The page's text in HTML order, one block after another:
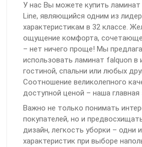
У нас Вы можете купить ламинат
Line, являющийся одним из
характеристикам в 32 классе.
ощущение комфорта,
– нет ничего проще! Мы
использовать ламинат falquon в
гостиной, спальни или любых
Соотношение великолепного
доступной ценой – наша главная
Важно не только понимать
покупателей, но и
дизайн, легкость уборки – одни
характеристик при выборе